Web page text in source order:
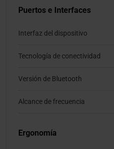
Puertos e Interfaces
Interfaz del dispositivo
Tecnología de conectividad
Versión de Bluetooth
Alcance de frecuencia
Ergonomía